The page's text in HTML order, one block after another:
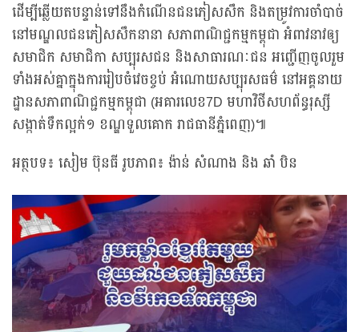
ដើម្បីឆ្លើយតបន្ទាន់ទៅនឹងកំណើនជនភៀសសឹក និងតម្រូវការចាំបាច់
នៅមណ្ឌលជនភៀសសឹកនានា សភាពាណិជ្ជកម្មកម្ពុជា អំពាវនាវឲ្យ
សមាជិក សមាជិកា សប្បុរសជន និងសាធារណៈជន អញ្ជើញចូលរួម
ទាំងអស់គ្នាក្នុងការរៀបចំវេចខ្ចប់ អំណោយសប្បុរសធម៌ នៅអគ្គនាយ
ដ្ឋានសភាពាណិជ្ជកម្មកម្ពុជា (អគារលេខ7D មហាវិថីសហព័ន្ធរុស្សី
សង្កាត់ទឹកល្អក់១ ខណ្ឌទួលគោក រាជធានីភ្នំពេញ)៕
អត្ថបទ៖ សៀម ប៊ុនធី រូបភាព៖ ង៉ាន់ សំណាង និង ឆំា បិន